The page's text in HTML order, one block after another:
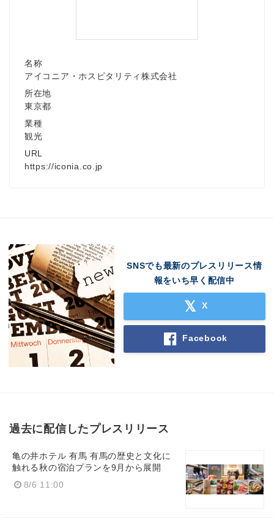
名称
アイコニア・ホスピタリティ株式会社
所在地
東京都
業種
観光
URL
https://iconia.co.jp
SNSでも最新のプレスリリース情
報をいち早く配信中
X
Facebook
過去に配信したプレスリリース
亀の井ホテル 有馬 有馬の歴史と文化に
触れる秋の宿泊プランを9月から展開
8/6 11:00